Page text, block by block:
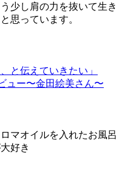
少し肩の力を抜いて生き
思っています。
と伝えていきたい」
ュー〜金田絵美さん〜
マオイルを入れたお風呂
好き